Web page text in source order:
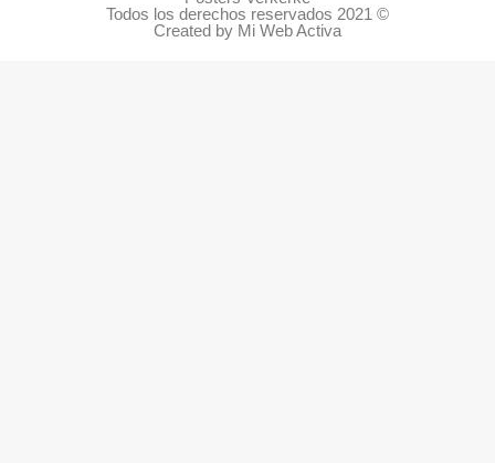
Todos los derechos reservados 2021 ©
Created by Mi Web Activa